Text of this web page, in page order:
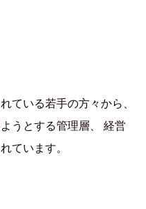
ている若手の方々から、
うとする管理層、 経営
ています。